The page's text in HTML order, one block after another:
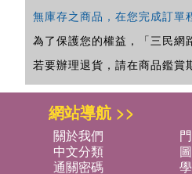
無庫存之商品，在您完成訂單
為了保護您的權益，「三民網
若要辦理退貨，請在商品鑑賞
網站導航 >>
關於我們
中文分類
通關密碼